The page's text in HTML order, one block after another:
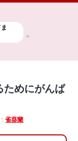
ためにがんば
雀葵蘭